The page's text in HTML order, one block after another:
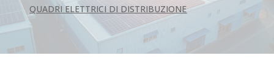
QUADRI ELETTRICI DI DISTRIBUZIONE